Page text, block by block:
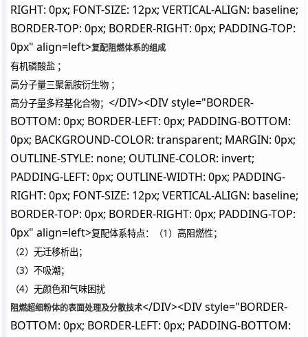
RIGHT: 0px; FONT-SIZE: 12px; VERTICAL-ALIGN: baseline;
BORDER-TOP: 0px; BORDER-RIGHT: 0px; PADDING-TOP:
0px" align=left>复配阻燃体系的组成
有机磷酸盐 ；
高分子量三聚氰胺衍生物 ；
高分子量多羟基化合物； </DIV><DIV style="BORDER-
BOTTOM: 0px; BORDER-LEFT: 0px; PADDING-BOTTOM:
0px; BACKGROUND-COLOR: transparent; MARGIN: 0px;
OUTLINE-STYLE: none; OUTLINE-COLOR: invert;
PADDING-LEFT: 0px; OUTLINE-WIDTH: 0px; PADDING-
RIGHT: 0px; FONT-SIZE: 12px; VERTICAL-ALIGN: baseline;
BORDER-TOP: 0px; BORDER-RIGHT: 0px; PADDING-TOP:
0px" align=left>复配体系特点：（1）高阻燃性；
（2）无迁移析出；
（3）不吸潮；
（4）无颜色和气味困扰
阻燃超细粉体的表面处理及分散技术</DIV><DIV style="BORDER-
BOTTOM: 0px; BORDER-LEFT: 0px; PADDING-BOTTOM: